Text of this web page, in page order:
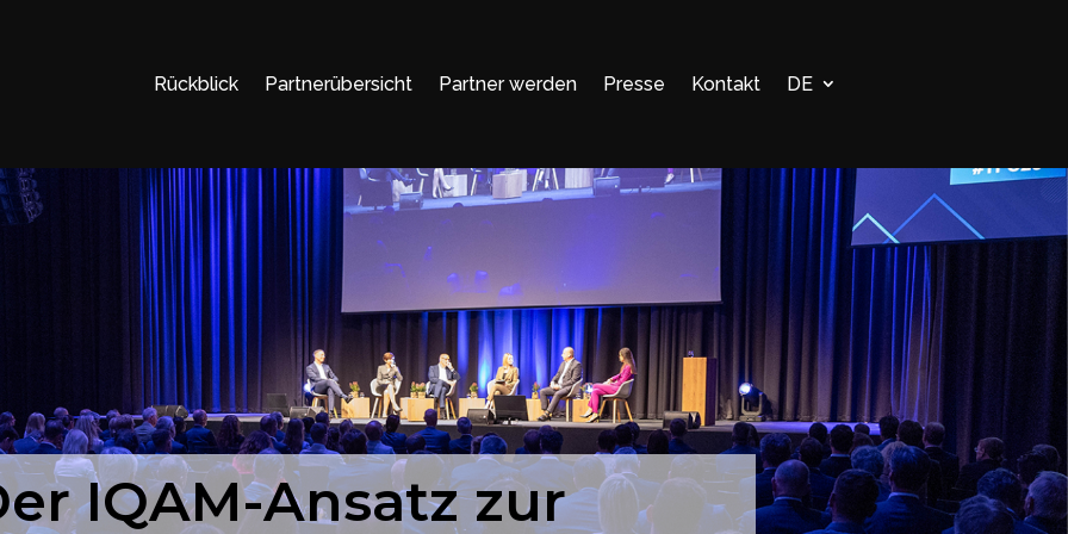
Rückblick Partnerübersicht Partner werden Presse Kontakt DE
IQAM-Ansatz zur